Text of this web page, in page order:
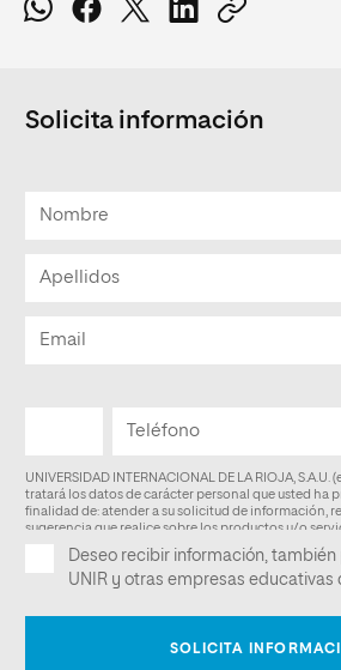
Solicita información